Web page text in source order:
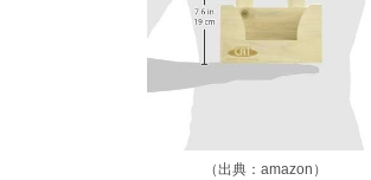
（出典：amazon）